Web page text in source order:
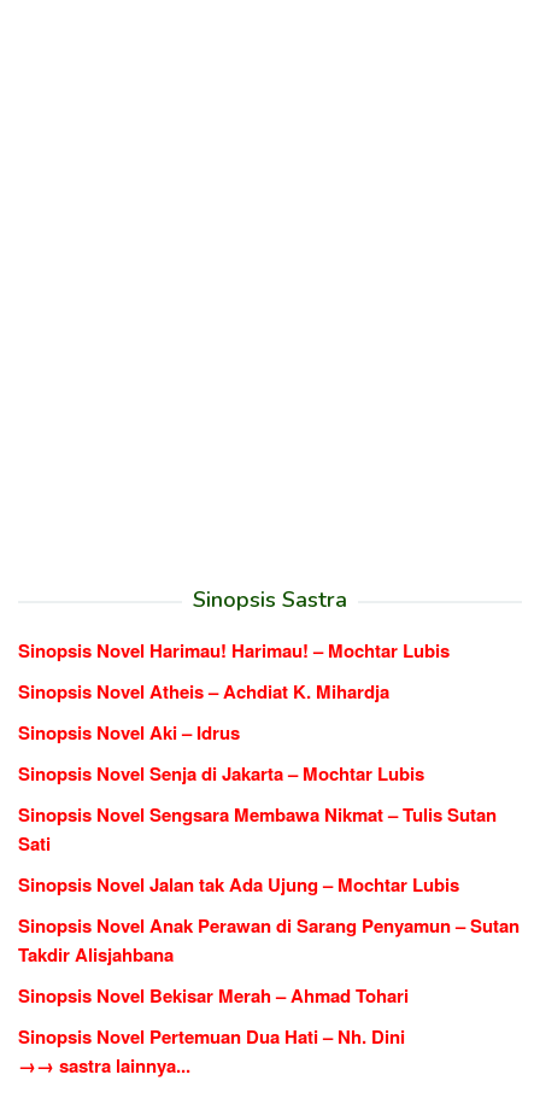
Sinopsis Sastra
Sinopsis Novel Harimau! Harimau! – Mochtar Lubis
Sinopsis Novel Atheis – Achdiat K. Mihardja
Sinopsis Novel Aki – Idrus
Sinopsis Novel Senja di Jakarta – Mochtar Lubis
Sinopsis Novel Sengsara Membawa Nikmat – Tulis Sutan
Sati
Sinopsis Novel Jalan tak Ada Ujung – Mochtar Lubis
Sinopsis Novel Anak Perawan di Sarang Penyamun – Sutan
Takdir Alisjahbana
Sinopsis Novel Bekisar Merah – Ahmad Tohari
Sinopsis Novel Pertemuan Dua Hati – Nh. Dini
→→ sastra lainnya...